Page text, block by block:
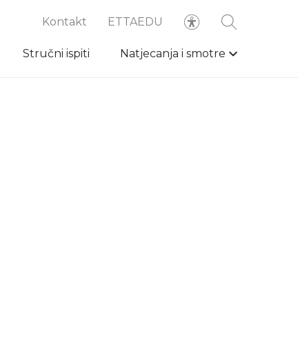
Kontakt ETTAEDU
Stručni ispiti Natjecanja i smotre